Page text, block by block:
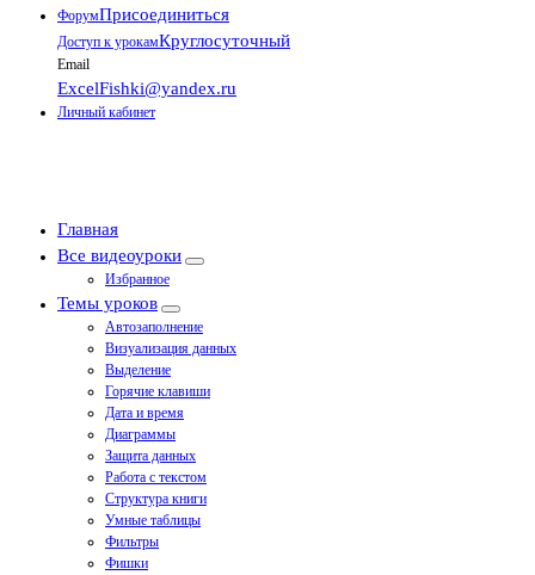
ФорумПрисоединиться
Доступ к урокамКруглосуточный
Email
ExcelFishki@yandex.ru
Личный кабинет
Главная
Все видеоуроки
Избранное
Темы уроков
Автозаполнение
Визуализация данных
Выделение
Горячие клавиши
Дата и время
Диаграммы
Защита данных
Работа с текстом
Структура книги
Умные таблицы
Фильтры
Фишки